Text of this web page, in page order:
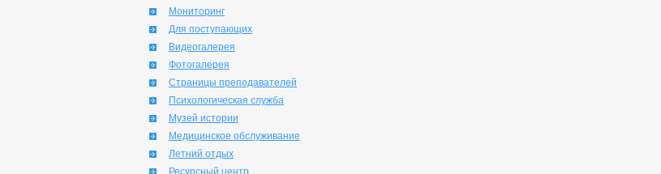
Мониторинг
Для поступающих
Видеогалерея
Фотогалерея
Страницы преподавателей
Психологическая служба
Музей истории
Медицинское обслуживание
Летний отдых
Ресурсный центр